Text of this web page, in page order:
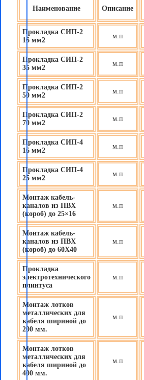
Наименование Описание
Прокладка СИП-2
16 мм2
м.п
Прокладка СИП-2
35 мм2
м.п
Прокладка СИП-2
50 мм2
м.п
Прокладка СИП-2
70 мм2
м.п
Прокладка СИП-4
16 мм2
м.п
Прокладка СИП-4
25 мм2
м.п
Монтаж кабель-
каналов из ПВХ
(короб) до 25×16
м.п
Монтаж кабель-
каналов из ПВХ
(короб) до 60X40
м.п
Прокладка
электротехнического
плинтуса
м.п
Монтаж лотков
металлических для
кабеля шириной до
200 мм.
м.п
Монтаж лотков
металлических для
кабеля шириной до
400 мм.
м.п